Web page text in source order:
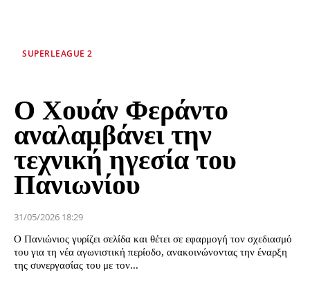
SUPERLEAGUE 2
Ο Χουάν Φεράντο
αναλαμβάνει την
τεχνική ηγεσία του
Πανιωνίου
31/05/2026 18:29
Ο Πανιώνιος γυρίζει σελίδα και θέτει σε εφαρμογή τον σχεδιασμό
του για τη νέα αγωνιστική περίοδο, ανακοινώνοντας την έναρξη
της συνεργασίας του με τον...